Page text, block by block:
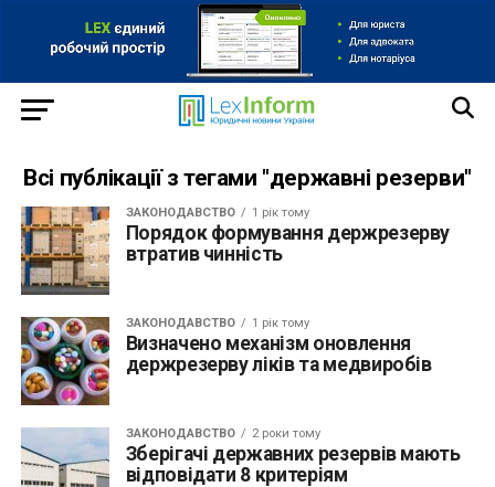
Всі публікації з тегами "державні резерви"
ЗАКОНОДАВСТВО 1 рік тому
Порядок формування держрезерву
втратив чинність
ЗАКОНОДАВСТВО 1 рік тому
Визначено механізм оновлення
держрезерву ліків та медвиробів
ЗАКОНОДАВСТВО 2 роки тому
Зберігачі державних резервів мають
відповідати 8 критеріям